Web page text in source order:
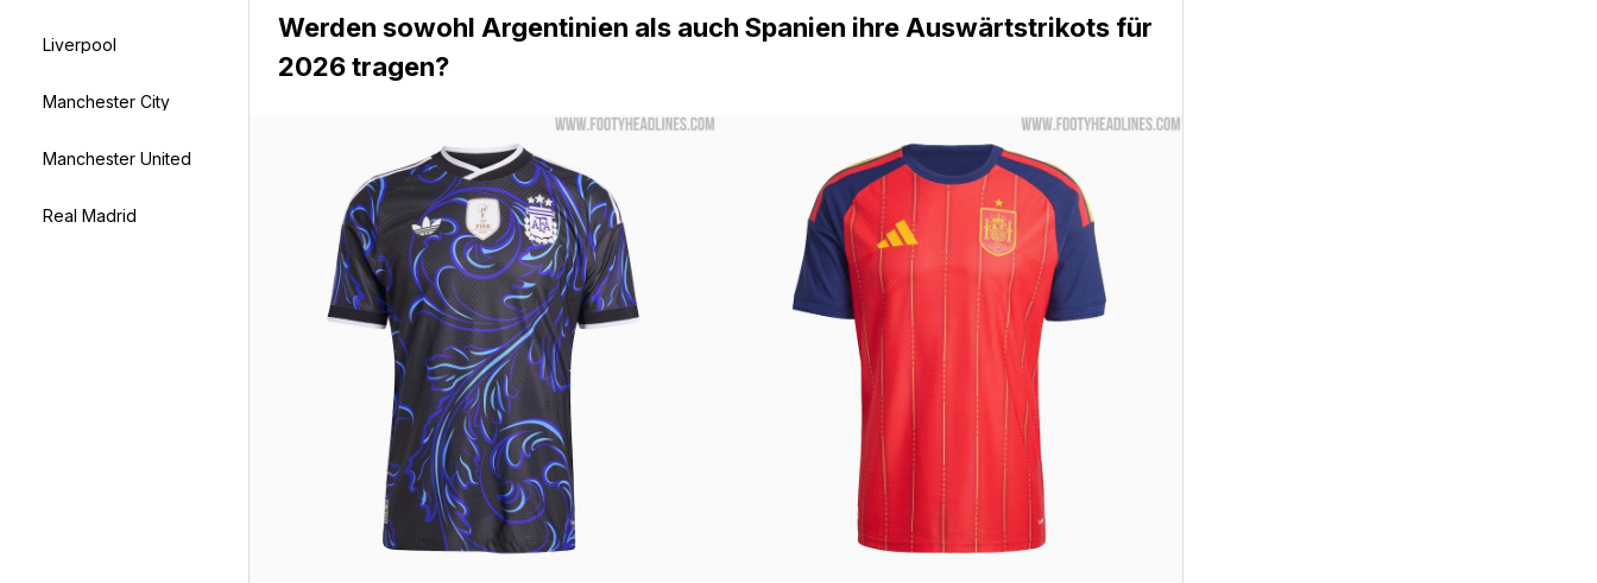
Liverpool
Manchester City
Manchester United
Real Madrid
Werden sowohl Argentinien als auch Spanien ihre Auswärtstrikots für
2026 tragen?